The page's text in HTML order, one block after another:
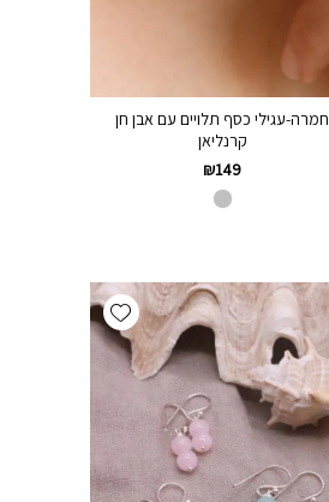
חמרה-עגילי כסף תלויים עם אבן חן
קרנליאן
₪149
Add wishlist